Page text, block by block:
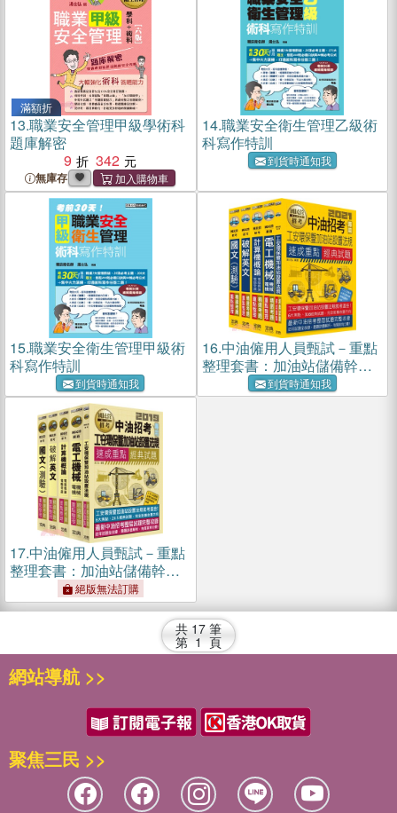
滿額折
13.職業安全管理甲級學術科
題庫解密
9
342
無庫存
14.職業安全衛生管理乙級術
科寫作特訓
到貨時通知我
15.職業安全衛生管理甲級術
科寫作特訓
到貨時通知我
16.中油僱用人員甄試－重點
整理套書：加油站儲備幹部
到貨時通知我
17.中油僱用人員甄試－重點
整理套書：加油站儲備幹部
絕版無法訂購
共 17 筆
第 1 頁
網站導航 >>
聚焦三民 >>